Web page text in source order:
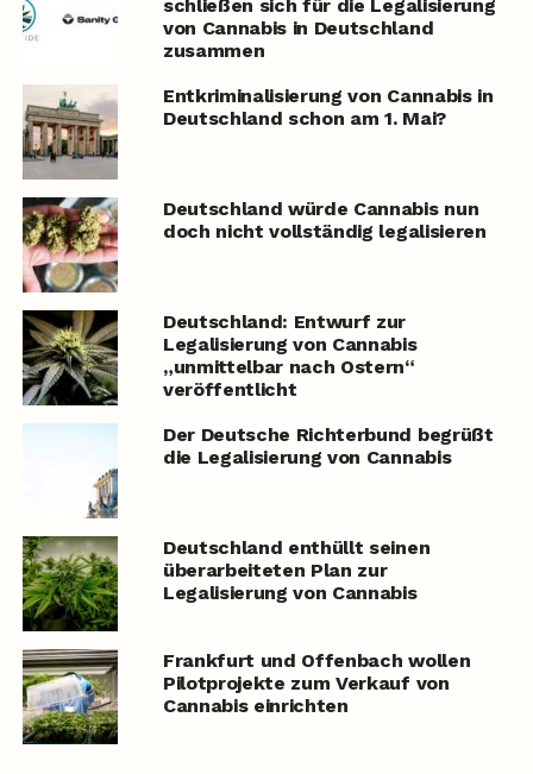
schließen sich für die Legalisierung
von Cannabis in Deutschland
zusammen
Entkriminalisierung von Cannabis in
Deutschland schon am 1. Mai?
Deutschland würde Cannabis nun
doch nicht vollständig legalisieren
Deutschland: Entwurf zur
Legalisierung von Cannabis
„unmittelbar nach Ostern“
veröffentlicht
Der Deutsche Richterbund begrüßt
die Legalisierung von Cannabis
Deutschland enthüllt seinen
überarbeiteten Plan zur
Legalisierung von Cannabis
Frankfurt und Offenbach wollen
Pilotprojekte zum Verkauf von
Cannabis einrichten